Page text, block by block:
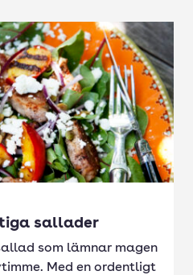
sallader
som lämnar magen
Med en ordentligt